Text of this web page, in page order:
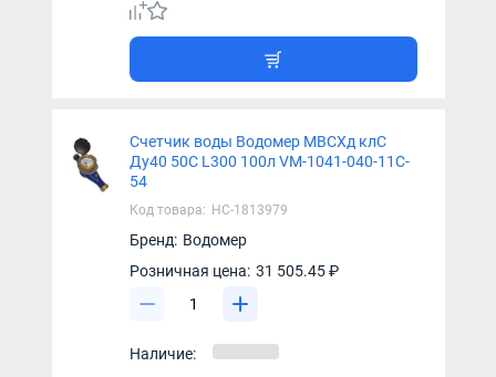
Счетчик воды Водомер МВСХд клC
Ду40 50С L300 100л VM-1041-040-11C-
54
Код товара: НС-1813979
Бренд: Водомер
Розничная цена: 31 505.45 ₽
Наличие: